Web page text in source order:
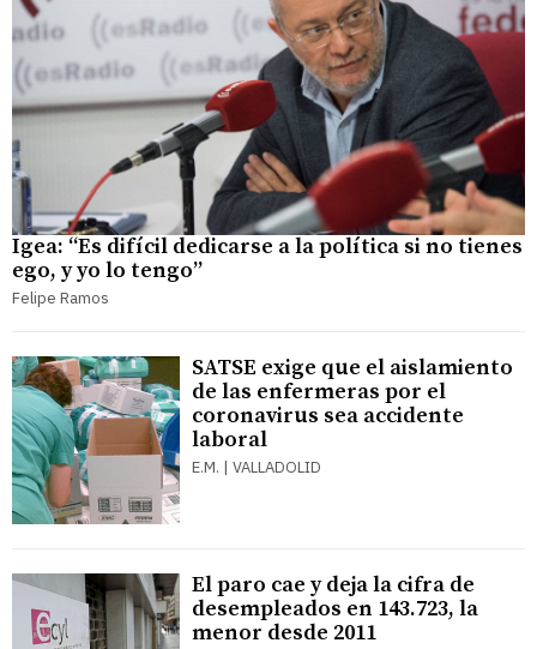
Igea: “Es difícil dedicarse a la política si no tienes
ego, y yo lo tengo”
Felipe Ramos
SATSE exige que el aislamiento
de las enfermeras por el
coronavirus sea accidente
laboral
E.M. | VALLADOLID
El paro cae y deja la cifra de
desempleados en 143.723, la
menor desde 2011